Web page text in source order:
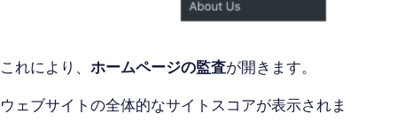
これにより、 ホームページの監査が開きます。
ウェブサイトの全体的なサイトスコアが表示されま